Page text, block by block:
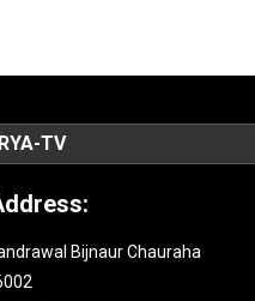
TV
Bijnaur Chauraha